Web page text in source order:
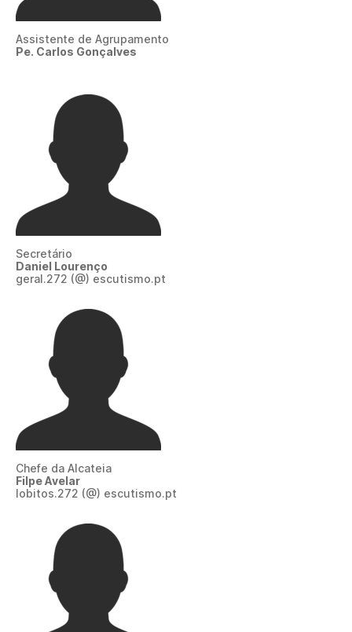
Assistente de Agrupamento
Pe. Carlos Gonçalves
Secretário
Daniel Lourenço
geral.272 (@) escutismo.pt
Chefe da Alcateia
Filpe Avelar
lobitos.272 (@) escutismo.pt